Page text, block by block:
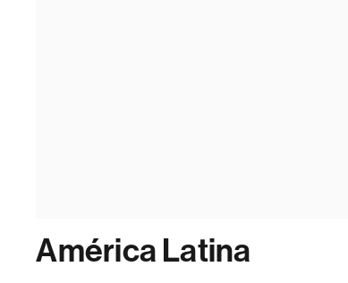
América Latina